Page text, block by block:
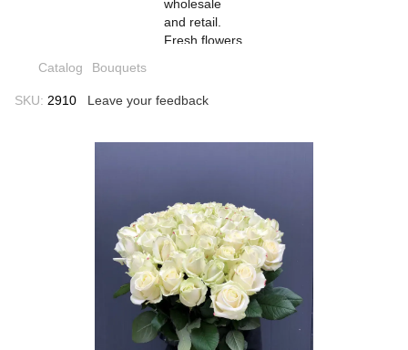
Catalog Bouquets
SKU: 2910 Leave your feedback